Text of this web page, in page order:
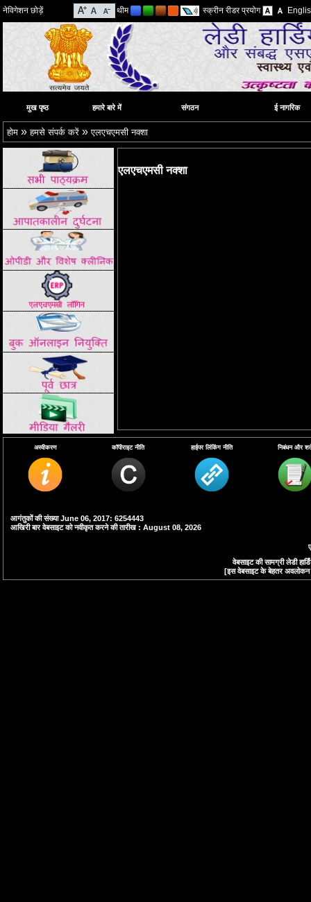
नेविगेशन छोड़ें थीम स्क्रीन रीडर प्रयोग
मुख पृष्ठ हमारे बारे में संगठन ई नागरिक
होम »हमसे संपर्क करें »एलएचएमसी नक्शा
एलएचएमसी नक्शा
अस्वीकरण कॉपीराइट नीति हाईपर लिंकिंग नीति निबंधन और
आगंतुकों की संख्या June 06, 2017: 6254443
आखिरी बार वेबसाइट को नवीकृत करने की तारीख : August 08, 2026
वेबसाइट की सामग्री लेडी
[इस वेबसाइट के बेहतर